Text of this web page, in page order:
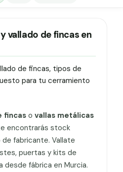
vallado de fincas en
de fincas, tipos de
para tu cerramiento
fincaso vallas metálicas
encontrarás stock
fabricante. Vallate
puertas y kits de
desde fábrica en Murcia.